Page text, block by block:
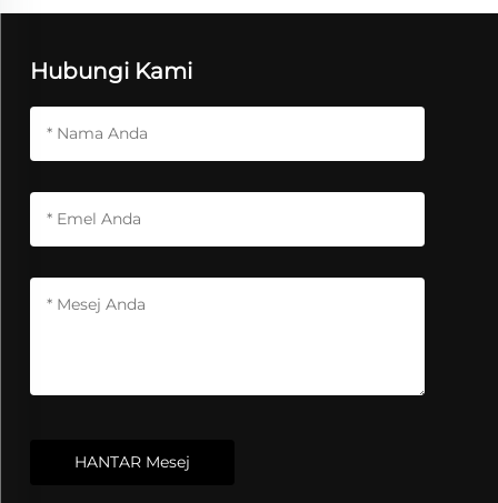
Hubungi Kami
HANTAR Mesej